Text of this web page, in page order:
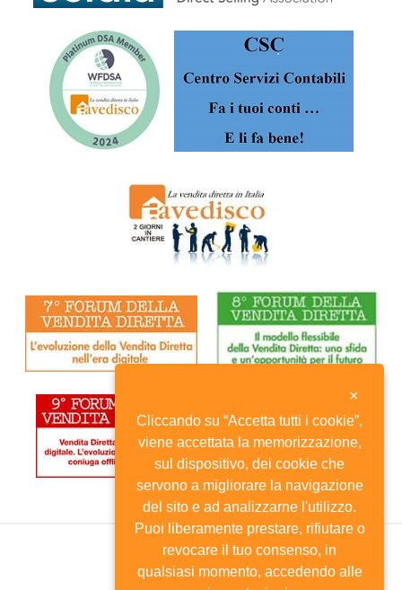
×
Cliccando su “Accetta tutti i cookie”,
viene accettata la memorizzazione,
sul dispositivo, dei cookie che
servono a migliorare la navigazione
del sito e ad analizzarne l'utilizzo.
Puoi liberamente prestare, rifiutare o
revocare il tuo consenso, in
qualsiasi momento, accedendo alle